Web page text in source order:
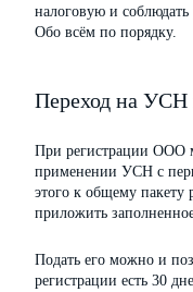
налоговую и
Обо всём по порядку.
Переход на
При регистрации ООО
применении УСН с
этого к общему
приложить
Подать его можно и
регистрации есть 30